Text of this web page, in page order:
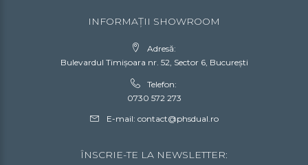
INFORMAȚII SHOWROOM
Adresă:
Bulevardul Timișoara nr. 52, Sector 6, București
Telefon:
0730 572 273
E-mail: contact@phsdual.ro
ÎNSCRIE-TE LA NEWSLETTER: